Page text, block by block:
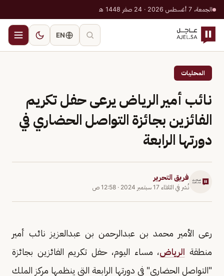
الجمعة، 7 أغسطس 2026 · 24 صفر 1448 هـ
EN
المحليات
نائب أمير الرياض يرعى حفل تكريم
الفائزين بجائزة التواصل الحضاري في
دورتها الرابعة
فريق التحرير
نُشر في الثلاثاء 17 سبتمبر 2024 · 12:58 ص
رعى الأمير محمد بن عبدالرحمن بن عبدالعزيز نائب أمير
منطقة الرياض، مساء اليوم، حفل تكريم الفائزين بجائزة
"التواصل الحضاري" في دورتها الرابعة التي ينظمها مركز الملك